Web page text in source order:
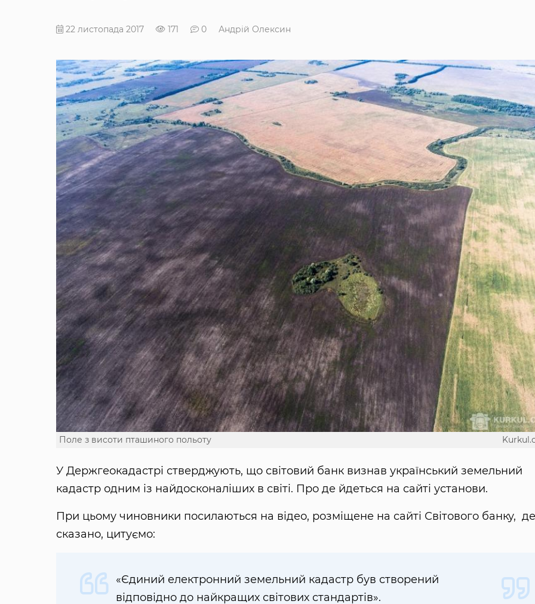
22 листопада 2017 171 0 Андрій Олексин
Поле з висоти пташиного польоту
У Держгеокадастрі стверджують, що світовий банк визнав український земельний
кадастр одним із найдосконаліших в світі. Про де йдеться на сайті установи.
При цьому чиновники посилаються на відео, розміщене на сайті Світового банку, де
сказано, цитуємо:
«Єдиний електронний земельний кадастр був створений
відповідно до найкращих світових стандартів».